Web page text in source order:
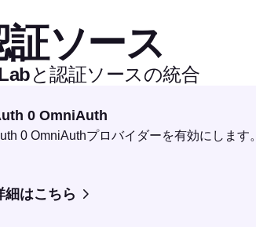
証ソース
と認証ソースの統合
0 OmniAuth
0 OmniAuthプロバイダーを有効にします。
細はこちら